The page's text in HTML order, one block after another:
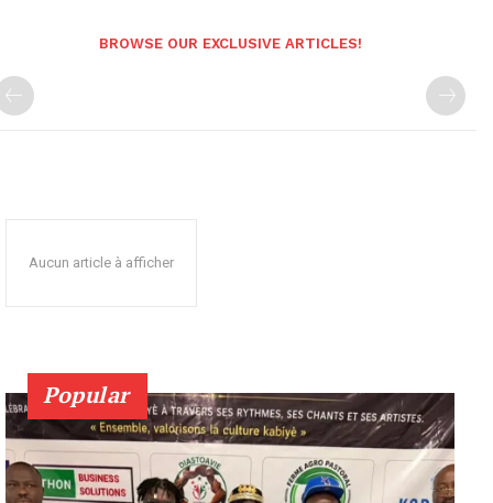
BROWSE OUR EXCLUSIVE ARTICLES!
Aucun article à afficher
Popular